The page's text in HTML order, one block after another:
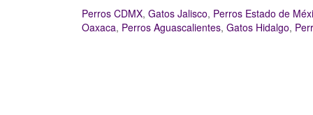
Perros CDMX, Gatos Jalisco, Perros Estado de
Oaxaca, Perros Aguascalientes, Gatos Hidalgo,